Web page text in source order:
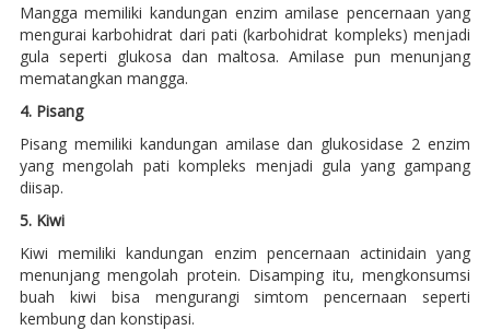
Mangga memiliki kandungan enzim amilase pencernaan yang
mengurai karbohidrat dari pati (karbohidrat kompleks) menjadi
gula seperti glukosa dan maltosa. Amilase pun menunjang
mematangkan mangga.
4. Pisang
Pisang memiliki kandungan amilase dan glukosidase 2 enzim
yang mengolah pati kompleks menjadi gula yang gampang
diisap.
5. Kiwi
Kiwi memiliki kandungan enzim pencernaan actinidain yang
menunjang mengolah protein. Disamping itu, mengkonsumsi
buah kiwi bisa mengurangi simtom pencernaan seperti
kembung dan konstipasi.